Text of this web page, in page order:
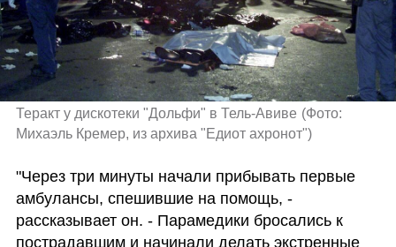
Теракт у дискотеки "Дольфи" в Тель-Авиве (Фото:
Михаэль Кремер, из архива "Едиот ахронот")
"Через три минуты начали прибывать первые
амбулансы, спешившие на помощь, -
рассказывает он. - Парамедики бросались к
пострадавшим и начинали делать экстренные